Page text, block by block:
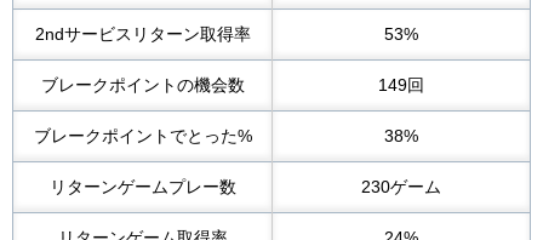
2ndサービスリターン取得率 53%
ブレークポイントの機会数 149回
ブレークポイントでとった% 38%
リターンゲームプレー数 230ゲーム